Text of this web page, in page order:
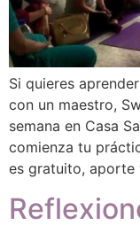
Si quieres
con un maestro,
semana en Casa
comienza tu
es gratuito, aporte